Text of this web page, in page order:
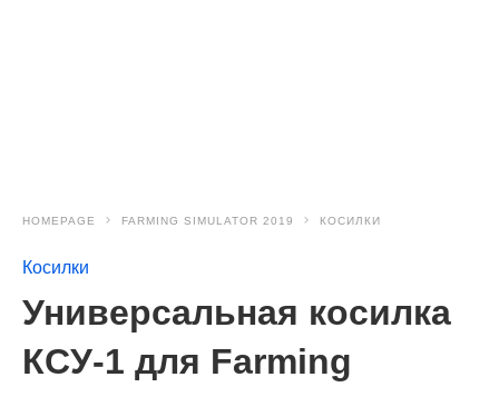
HOMEPAGE FARMING SIMULATOR 2019 КОСИЛКИ
Косилки
Универсальная косилка
КСУ-1 для Farming